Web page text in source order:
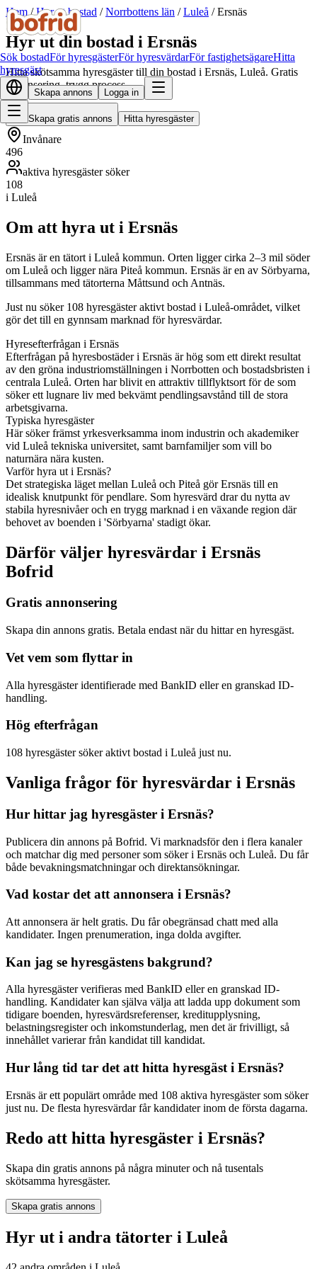
Sök bostadFör hyresgästerFör hyresvärdarFör fastighetsägareHitta
hyresgäst
Skapa annons Logga in
Hem/Hyr ut bostad /Norrbottens län /Luleå /Ersnäs
Hyr ut din bostad i Ersnäs
Hitta skötsamma hyresgäster till din bostad i Ersnäs, Luleå. Gratis
annonsering, trygg process.
Skapa gratis annons Hitta hyresgäster
Invånare
496
aktiva hyresgäster söker
108
i Luleå
Om att hyra ut i Ersnäs
Ersnäs är en tätort i Luleå kommun. Orten ligger cirka 2–3 mil söder
om Luleå och ligger nära Piteå kommun. Ersnäs är en av Sörbyarna,
tillsammans med tätorterna Måttsund och Antnäs.
Just nu söker 108 hyresgäster aktivt bostad i Luleå-området, vilket
gör det till en gynnsam marknad för hyresvärdar.
Hyresefterfrågan i Ersnäs
Efterfrågan på hyresbostäder i Ersnäs är hög som ett direkt resultat
av den gröna industriomställningen i Norrbotten och bostadsbristen i
centrala Luleå. Orten har blivit en attraktiv tillflyktsort för de som
söker ett lugnare liv med bekvämt pendlingsavstånd till de stora
arbetsgivarna.
Typiska hyresgäster
Här söker främst yrkesverksamma inom industrin och akademiker
vid Luleå tekniska universitet, samt barnfamiljer som vill bo
naturnära nära kusten.
Varför hyra ut i Ersnäs?
Det strategiska läget mellan Luleå och Piteå gör Ersnäs till en
idealisk knutpunkt för pendlare. Som hyresvärd drar du nytta av
stabila hyresnivåer och en trygg marknad i en växande region där
behovet av boenden i 'Sörbyarna' stadigt ökar.
Därför väljer hyresvärdar i Ersnäs
Bofrid
Gratis annonsering
Skapa din annons gratis. Betala endast när du hittar en hyresgäst.
Vet vem som flyttar in
Alla hyresgäster identifierade med BankID eller en granskad ID-
handling.
Hög efterfrågan
108 hyresgäster söker aktivt bostad i Luleå just nu.
Vanliga frågor för hyresvärdar i Ersnäs
Hur hittar jag hyresgäster i Ersnäs?
Publicera din annons på Bofrid. Vi marknadsför den i flera kanaler
och matchar dig med personer som söker i Ersnäs och Luleå. Du får
både bevakningsmatchningar och direktansökningar.
Vad kostar det att annonsera i Ersnäs?
Att annonsera är helt gratis. Du får obegränsad chatt med alla
kandidater. Ingen prenumeration, inga dolda avgifter.
Kan jag se hyresgästens bakgrund?
Alla hyresgäster verifieras med BankID eller en granskad ID-
handling. Kandidater kan själva välja att ladda upp dokument som
tidigare boenden, hyresvärdsreferenser, kreditupplysning,
belastningsregister och inkomstunderlag, men det är frivilligt, så
innehållet varierar från kandidat till kandidat.
Hur lång tid tar det att hitta hyresgäst i Ersnäs?
Ersnäs är ett populärt område med 108 aktiva hyresgäster som söker
just nu. De flesta hyresvärdar får kandidater inom de första dagarna.
Redo att hitta hyresgäster i Ersnäs?
Skapa din gratis annons på några minuter och nå tusentals
skötsamma hyresgäster.
Skapa gratis annons
Hyr ut i andra tätorter i Luleå